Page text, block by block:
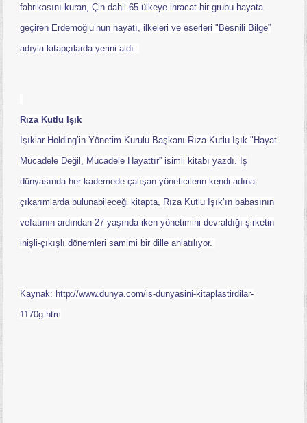
fabrikasını kuran, Çin dahil 65 ülkeye ihracat bir grubu hayata
geçiren Erdemoğlu’nun hayatı, ilkeleri ve eserleri "Besnili Bilge”
adıyla kitapçılarda yerini aldı.
Rıza Kutlu Işık
Işıklar Holding’in Yönetim Kurulu Başkanı Rıza Kutlu Işık "Hayat
Mücadele Değil, Mücadele Hayattır” isimli kitabı yazdı. İş
dünyasında her kademede çalışan yöneticilerin kendi adına
çıkarımlarda bulunabileceği kitapta, Rıza Kutlu Işık’ın babasının
vefatının ardından 27 yaşında iken yönetimini devraldığı şirketin
inişli-çıkışlı dönemleri samimi bir dille anlatılıyor.
Kaynak: http://www.dunya.com/is-dunyasini-kitaplastirdilar-
1170g.htm